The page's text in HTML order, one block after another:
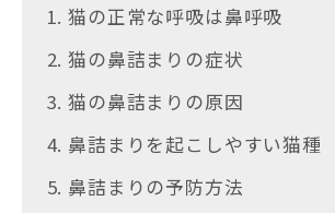
1. 猫の正常な呼吸は鼻呼吸
2. 猫の鼻詰まりの症状
3. 猫の鼻詰まりの原因
4. 鼻詰まりを起こしやすい猫種
5. 鼻詰まりの予防方法